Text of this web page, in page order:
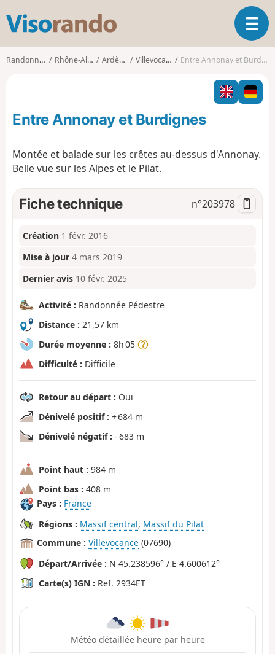
s
o
o
O
u
i
r
l
v
a
t
Randonnées Rhône-Alpes Ardèche Villevocance Entre Annonay et Burdignes
Entre Annonay et Burdignes
Montée et balade sur les crêtes au-dessus d'Annonay.
Belle vue sur les Alpes et le Pilat.
Fiche technique n°203978
Création 1 févr. 2016
Mise à jour 4 mars 2019
Dernier avis 10 févr. 2025
Activité : Randonnée Pédestre
Distance : 21,57 km
Durée moyenne : 8h 05
Difficulté : Difficile
Retour au départ : Oui
Dénivelé positif : + 684 m
Dénivelé négatif : - 683 m
Point haut : 984 m
Point bas : 408 m
Pays : France
Régions : Massif central, Massif du Pilat
Commune : Villevocance (07690)
Départ/Arrivée : N 45.238596° / E 4.600612°
Carte(s) IGN : Ref. 2934ET
Météo détaillée heure par heure